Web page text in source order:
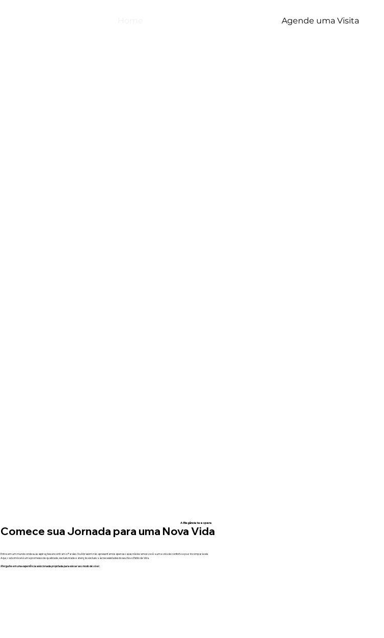
Agende uma Visita
A Elegância te espera
Comece sua Jornada para uma Nova Vida
Entre em um mundo onde suas aspirações encontram o Paraíso. Na Abrasom não apresentamos apenas casas; nós levamos você a uma vida de conforto e paz incomparáveis.
Aqui, cada imóvel é uma promessa de qualidade, exclusividade e atenção exclusiva às necessidades do seu Novo Estilo de Vida.
Mergulhe em uma experiência selecionada projetada para elevar seu modo de viver.